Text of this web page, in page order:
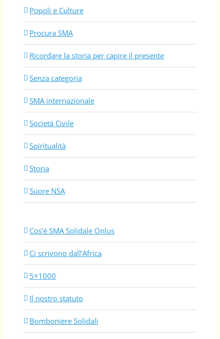
Popoli e Culture
Procura SMA
Ricordare la storia per capire il presente
Senza categoria
SMA internazionale
Società Civile
Spiritualità
Storia
Suore NSA
Cos’è SMA Solidale Onlus
Ci scrivono dall’Africa
5×1000
Il nostro statuto
Bomboniere Solidali